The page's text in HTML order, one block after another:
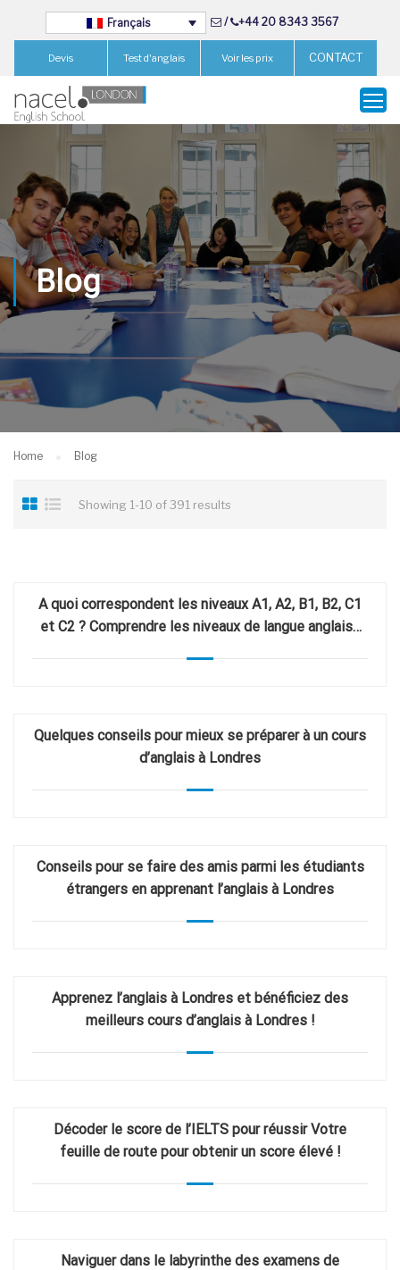
Français / +44 20 8343 3567
Devis Test d'anglais Voir les prix CONTACT
Blog
Home Blog
Showing 1-10 of 391 results
A quoi correspondent les niveaux A1, A2, B1, B2, C1
et C2 ? Comprendre les niveaux de langue anglaise
Quelques conseils pour mieux se préparer à un cours
d’anglais à Londres
Conseils pour se faire des amis parmi les étudiants
étrangers en apprenant l’anglais à Londres
Apprenez l’anglais à Londres et bénéficiez des
meilleurs cours d’anglais à Londres !
Décoder le score de l’IELTS pour réussir Votre
feuille de route pour obtenir un score élevé !
Naviguer dans le labyrinthe des examens de